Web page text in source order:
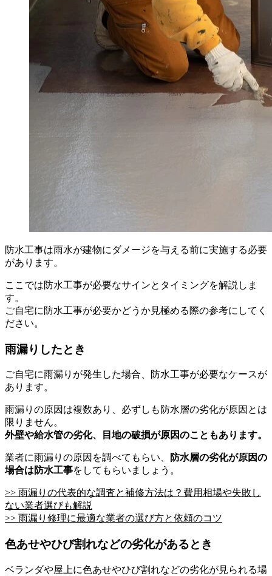
防水工事は雨水が建物にダメージを与える前に実施する必要
があります。
ここでは防水工事が必要なサインとタイミングを解説しま
す。
ご自宅に防水工事が必要かどうか見極める際の参考にしてく
ださい。
雨漏りしたとき
ご自宅に雨漏りが発生した場合、防水工事が必要なケースが
あります。
雨漏りの原因は複数あり、必ずしも防水層の劣化が原因とは
限りません。
外壁や給水管の劣化、目地の破損が原因のこともあります。
業者に雨漏りの原因を調べてもらい、
防水層の劣化が原因の
場合は防水工事をしてもらいましょう。
>> 雨漏りの代表的な調査と補修方法は？費用相場や失敗し
ない業者選びも解説
>> 雨漏り修理に最適な業者の選び方と依頼のコツ
色あせやひび割れなどの劣化があるとき
ベランダや屋上に色あせやひび割れなどの劣化が見られる場